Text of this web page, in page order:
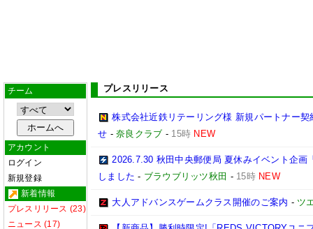
チーム
アカウント
ログイン
新規登録
新着情報
プレスリリース (23)
ニュース (17)
プレスリリース
株式会社近鉄リテーリング様 新規パートナー
せ -奈良クラブ - 15時 NEW
2026.7.30 秋田中央郵便局 夏休みイベント企
しました - ブラウブリッツ秋田 - 15時 NEW
大人アドバンスゲームクラス開催のご案内 - ツ